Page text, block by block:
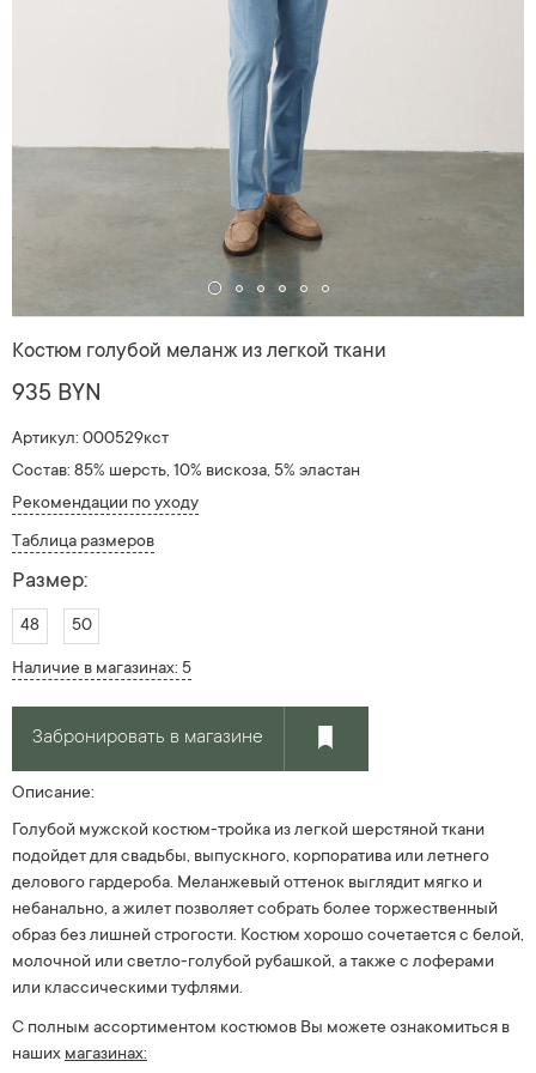
Костюм голубой меланж из легкой ткани
935 BYN
Артикул: 000529кст
Состав: 85% шерсть, 10% вискоза, 5% эластан
Рекомендации по уходу
Таблица размеров
Размер:
48 50
Наличие в магазинах: 5
Забронировать в магазине
Описание:
Голубой мужской костюм-тройка из легкой шерстяной ткани
подойдет для свадьбы, выпускного, корпоратива или летнего
делового гардероба. Меланжевый оттенок выглядит мягко и
небанально, а жилет позволяет собрать более торжественный
образ без лишней строгости. Костюм хорошо сочетается с белой,
молочной или светло-голубой рубашкой, а также с лоферами
или классическими туфлями.
С полным ассортиментом костюмов Вы можете ознакомиться в
наших магазинах: